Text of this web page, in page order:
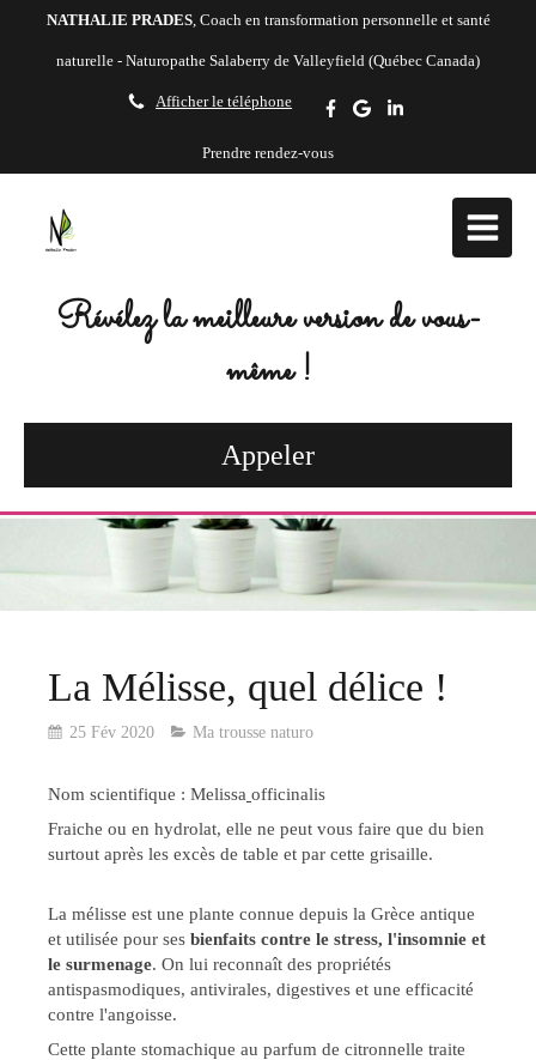
NATHALIE PRADES, Coach en transformation personnelle et santé
naturelle - Naturopathe Salaberry de Valleyfield (Québec Canada)
Afficher le téléphone
Prendre rendez-vous
Révélez la meilleure version de vous-
même !
Appeler
La Mélisse, quel délice !
25 Fév 2020 Ma trousse naturo
Nom scientifique : Melissa officinalis
Fraiche ou en hydrolat, elle ne peut vous faire que du bien
surtout après les excès de table et par cette grisaille.
La mélisse est une plante connue depuis la Grèce antique
et utilisée pour ses bienfaits contre le stress, l'insomnie et
le surmenage. On lui reconnaît des propriétés
antispasmodiques, antivirales, digestives et une efficacité
contre l'angoisse.
Cette plante stomachique au parfum de citronnelle traite